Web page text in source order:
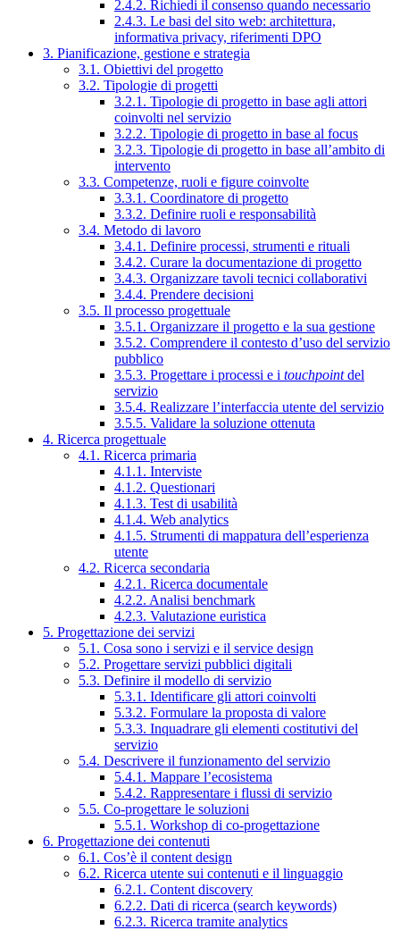
2.4.2. Richiedi il consenso quando necessario
2.4.3. Le basi del sito web: architettura,
informativa privacy, riferimenti DPO
3. Pianificazione, gestione e strategia
3.1. Obiettivi del progetto
3.2. Tipologie di progetti
3.2.1. Tipologie di progetto in base agli attori
coinvolti nel servizio
3.2.2. Tipologie di progetto in base al focus
3.2.3. Tipologie di progetto in base all’ambito di
intervento
3.3. Competenze, ruoli e figure coinvolte
3.3.1. Coordinatore di progetto
3.3.2. Definire ruoli e responsabilità
3.4. Metodo di lavoro
3.4.1. Definire processi, strumenti e rituali
3.4.2. Curare la documentazione di progetto
3.4.3. Organizzare tavoli tecnici collaborativi
3.4.4. Prendere decisioni
3.5. Il processo progettuale
3.5.1. Organizzare il progetto e la sua gestione
3.5.2. Comprendere il contesto d’uso del servizio
pubblico
3.5.3. Progettare i processi e i touchpointdel
servizio
3.5.4. Realizzare l’interfaccia utente del servizio
3.5.5. Validare la soluzione ottenuta
4. Ricerca progettuale
4.1. Ricerca primaria
4.1.1. Interviste
4.1.2. Questionari
4.1.3. Test di usabilità
4.1.4. Web analytics
4.1.5. Strumenti di mappatura dell’esperienza
utente
4.2. Ricerca secondaria
4.2.1. Ricerca documentale
4.2.2. Analisi benchmark
4.2.3. Valutazione euristica
5. Progettazione dei servizi
5.1. Cosa sono i servizi e il service design
5.2. Progettare servizi pubblici digitali
5.3. Definire il modello di servizio
5.3.1. Identificare gli attori coinvolti
5.3.2. Formulare la proposta di valore
5.3.3. Inquadrare gli elementi costitutivi del
servizio
5.4. Descrivere il funzionamento del servizio
5.4.1. Mappare l’ecosistema
5.4.2. Rappresentare i flussi di servizio
5.5. Co-progettare le soluzioni
5.5.1. Workshop di co-progettazione
6. Progettazione dei contenuti
6.1. Cos’è il content design
6.2. Ricerca utente sui contenuti e il linguaggio
6.2.1. Content discovery
6.2.2. Dati di ricerca (search keywords)
6.2.3. Ricerca tramite analytics